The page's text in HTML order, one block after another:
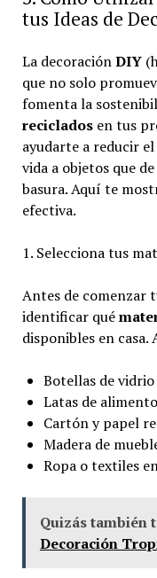
tus Ideas de
La decoraciónDIY
que no solo
fomenta la
recicladosen tus
ayudarte a reducir
vida a objetos que
basura. Aquí te
efectiva.
1. Selecciona tus
Antes de comenzar
identificar qué
disponibles en
Botellas de vidrio
Latas de
Cartón y papel
Madera de
Ropa o textiles
Quizás también
Decoración